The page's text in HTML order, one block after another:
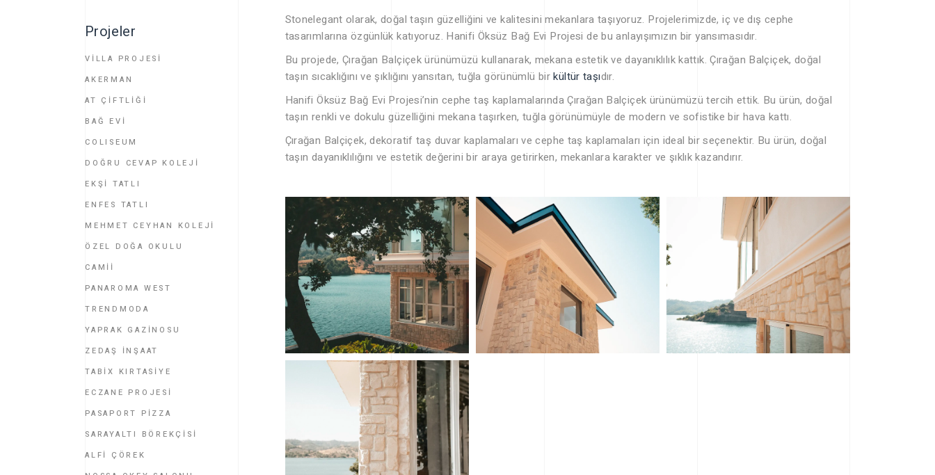
Projeler
VİLLA PROJESİ
AKERMAN
AT ÇİFTLİĞİ
BAĞ EVİ
COLISEUM
DOĞRU CEVAP KOLEJİ
EKŞİ TATLI
ENFES TATLI
MEHMET CEYHAN KOLEJİ
ÖZEL DOĞA OKULU
CAMİİ
PANAROMA WEST
TRENDMODA
YAPRAK GAZİNOSU
ZEDAŞ İNŞAAT
TABİX KIRTASİYE
ECZANE PROJESİ
PASAPORT PİZZA
SARAYALTI BÖREKÇİSİ
ALFİ ÇÖREK
Stonelegant olarak, doğal taşın güzelliğini ve kalitesini mekanlara taşıyoruz. Projelerimizde, iç ve dış cephe
tasarımlarına özgünlük katıyoruz. Hanifi Öksüz Bağ Evi Projesi de bu anlayışımızın bir yansımasıdır.
Bu projede, Çırağan Balçiçek ürünümüzü kullanarak, mekana estetik ve dayanıklılık kattık. Çırağan Balçiçek, doğal
taşın sıcaklığını ve şıklığını yansıtan, tuğla görünümlü birkültür taşıdır.
Hanifi Öksüz Bağ Evi Projesi’nin cephe taş kaplamalarında Çırağan Balçiçek ürünümüzü tercih ettik. Bu ürün, doğal
taşın renkli ve dokulu güzelliğini mekana taşırken, tuğla görünümüyle de modern ve sofistike bir hava kattı.
Çırağan Balçiçek, dekoratif taş duvar kaplamaları ve cephe taş kaplamaları için ideal bir seçenektir. Bu ürün, doğal
taşın dayanıklılığını ve estetik değerini bir araya getirirken, mekanlara karakter ve şıklık kazandırır.